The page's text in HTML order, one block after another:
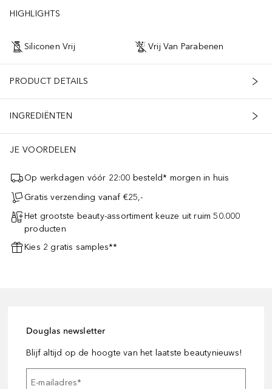
HIGHLIGHTS
Siliconen Vrij Vrij Van Parabenen
PRODUCT DETAILS
INGREDIËNTEN
JE VOORDELEN
Op werkdagen vóór 22:00 besteld* morgen in huis
Gratis verzending vanaf €25,-
Het grootste beauty-assortiment keuze uit ruim 50.000
producten
Kies 2 gratis samples**
Douglas newsletter
Blijf altijd op de hoogte van het laatste beautynieuws!
E-mailadres*